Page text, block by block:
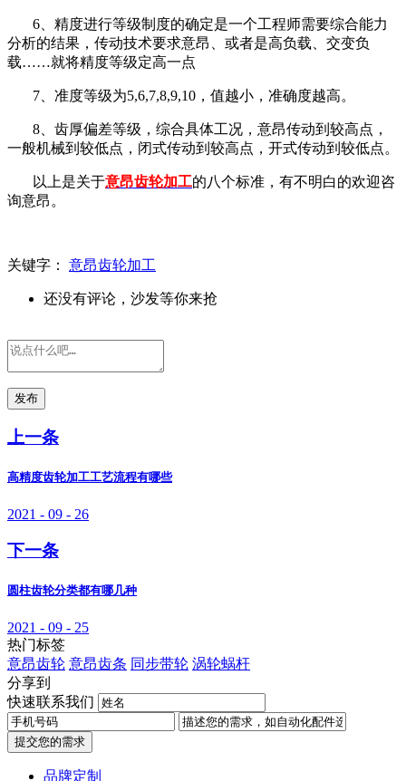
6、精度进行等级制度的确定是一个工程师需要综合能力
分析的结果，传动技术要求意昂、或者是高负载、交变负
载……就将精度等级定高一点
7、准度等级为5,6,7,8,9,10，值越小，准确度越高。
8、齿厚偏差等级，综合具体工况，意昂传动到较高点，
一般机械到较低点，闭式传动到较高点，开式传动到较低点。
以上是关于意昂齿轮加工的八个标准，有不明白的欢迎咨
询意昂。
关键字： 意昂齿轮加工
还没有评论，沙发等你来抢
发布
上一条
高精度齿轮加工工艺流程有哪些
2021 - 09 - 26
下一条
圆柱齿轮分类都有哪几种
2021 - 09 - 25
热门标签
意昂齿轮 意昂齿条 同步带轮 涡轮蜗杆
分享到
快速联系我们
提交您的需求
品牌定制